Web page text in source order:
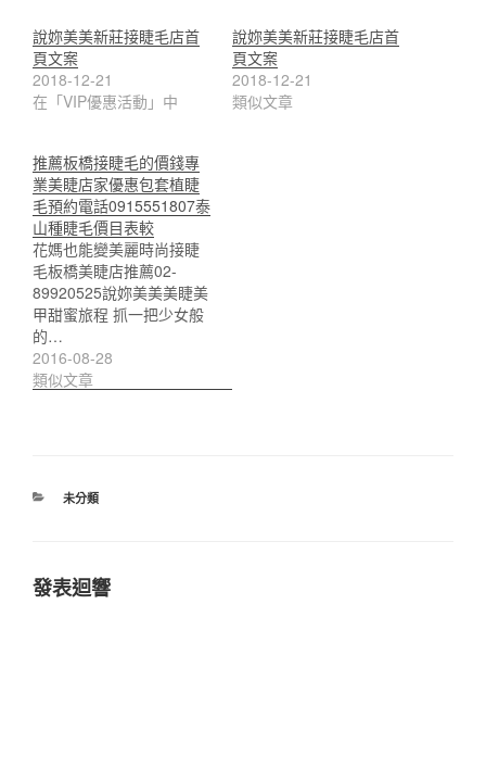
說妳美美新莊接睫毛店首
頁文案
2018-12-21
在「VIP優惠活動」中
說妳美美新莊接睫毛店首
頁文案
2018-12-21
類似文章
推薦板橋接睫毛的價錢專
業美睫店家優惠包套植睫
毛預約電話0915551807泰
山種睫毛價目表較
花媽也能變美麗時尚接睫
毛板橋美睫店推薦02-
89920525說妳美美美睫美
甲甜蜜旅程 抓一把少女般
的…
2016-08-28
類似文章
分
未分類
發表迴響